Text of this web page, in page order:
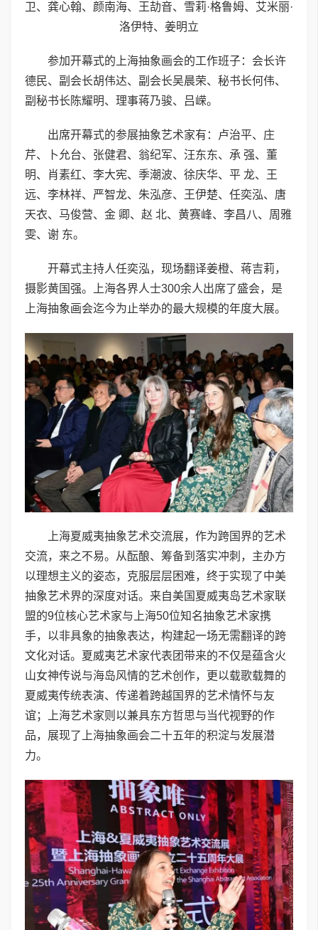
卫、龚心翰、颜南海、王劼音、雪莉·格鲁姆、艾米丽·
洛伊特、姜明立
参加开幕式的上海抽象画会的工作班子：会长许
德民、副会长胡伟达、副会长吴晨荣、秘书长何伟、
副秘书长陈耀明、理事蒋乃骏、吕嵘。
出席开幕式的参展抽象艺术家有：卢治平、庄
芹、卜允台、张健君、翁纪军、汪东东、承 强、董
明、肖素红、李大宪、季潮波、徐庆华、平 龙、王
远、李林祥、严智龙、朱泓彦、王伊楚、任奕泓、唐
天衣、马俊营、金 卿、赵 北、黄赛峰、李昌八、周雅
雯、谢 东。
开幕式主持人任奕泓，现场翻译姜橙、蒋吉莉，
摄影黄国强。上海各界人士300余人出席了盛会，是
上海抽象画会迄今为止举办的最大规模的年度大展。
上海夏威夷抽象艺术交流展，作为跨国界的艺术
交流，来之不易。从酝酿、筹备到落实冲刺，主办方
以理想主义的姿态，克服层层困难，终于实现了中美
抽象艺术界的深度对话。来自美国夏威夷岛艺术家联
盟的9位核心艺术家与上海50位知名抽象艺术家携
手，以非具象的抽象表达，构建起一场无需翻译的跨
文化对话。夏威夷艺术家代表团带来的不仅是蕴含火
山女神传说与海岛风情的艺术创作，更以载歌载舞的
夏威夷传统表演、传递着跨越国界的艺术情怀与友
谊；上海艺术家则以兼具东方哲思与当代视野的作
品，展现了上海抽象画会二十五年的积淀与发展潜
力。